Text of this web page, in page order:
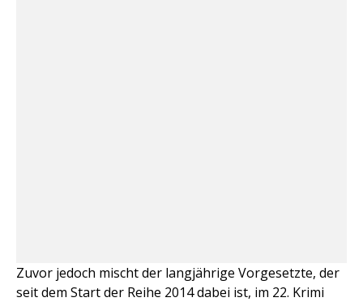
Zuvor jedoch mischt der langjährige Vorgesetzte, der
seit dem Start der Reihe 2014 dabei ist, im 22. Krimi